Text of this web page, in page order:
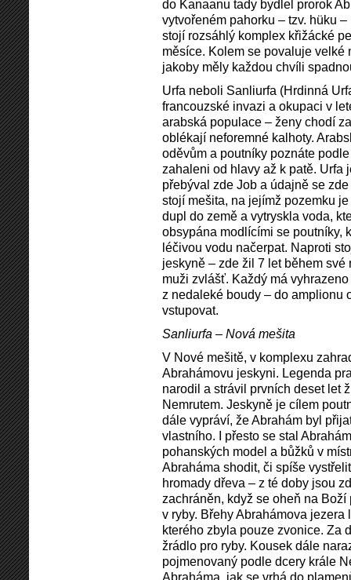
do Kanaanu tady bydlel prorok
vytvořeném pahorku – tzv. hüku
stojí rozsáhlý komplex křižácké
měsíce. Kolem se povaluje velké
jakoby měly každou chvíli
Urfa neboli Sanliurfa (Hrdinná
francouzské invazi a okupaci v
arabská populace – ženy chodí
oblékají neforemné kalhoty.
oděvům a poutníky poznáte
zahaleni od hlavy až k patě. Urfa
přebýval zde Job a údajně se
stojí mešita, na jejímž pozemku
dupl do země a vytryskla voda,
obsypána modlícími se poutníky,
léčivou vodu načerpat. Naproti
jeskyně – zde žil 7 let během
muži zvlášť. Každý má
z nedaleké boudy – do amplionu
vstupovat.
Sanliurfa – Nová mešita
V Nové mešitě, v komplexu
Abrahámovu jeskyni. Legenda
narodil a strávil prvních deset let
Nemrutem. Jeskyně je cílem
dále vypráví, že Abrahám byl
vlastního. I přesto se stal
pohanských model a bůžků v
Abraháma shodit, či spíše
hromady dřeva – z té doby jsou
zachráněn, když se oheň na
v ryby. Břehy Abrahámova
kterého zbyla pouze zvonice. Za
žrádlo pro ryby. Kousek dále
pojmenovaný podle dcery krále
Abraháma, jak se vrhá do